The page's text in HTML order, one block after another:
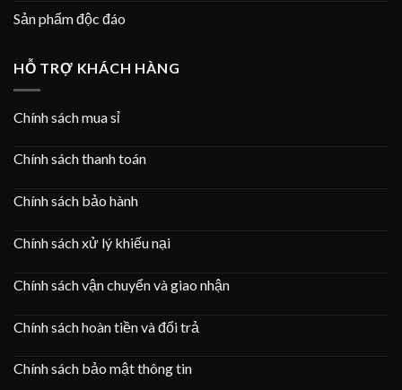
Sản phẩm độc đáo
HỖ TRỢ KHÁCH HÀNG
Chính sách mua sỉ
Chính sách thanh toán
Chính sách bảo hành
Chính sách xử lý khiếu nại
Chính sách vận chuyển và giao nhận
Chính sách hoàn tiền và đổi trả
Chính sách bảo mật thông tin